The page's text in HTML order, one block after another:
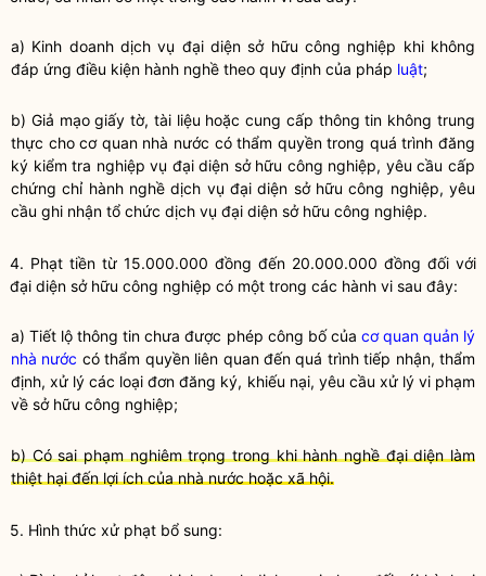
a) Kinh doanh dịch vụ đại diện sở hữu công nghiệp khi không
đáp ứng điều kiện hành nghề theo quy định của pháp luật;
b) Giả mạo giấy tờ, tài liệu hoặc cung cấp thông tin không trung
thực cho cơ quan nhà nước có thẩm quyềntrong quá trình đăng
ký kiểm tra nghiệp vụ đại diện sở hữu công nghiệp, yêu cầu cấp
chứng chỉ hành nghề dịch vụ đại diện sở hữu công nghiệp, yêu
cầu ghi nhận tổ chức dịch vụ đại diện sở hữu công nghiệp.
4. Phạt tiền từ 15.000.000 đồng đến 20.000.000 đồng đối với
đại diện sở hữu công nghiệp có một trong các hành vi sau đây:
a) Tiết lộ thông tin chưa được phép công bố của cơ quan quản lý
nhà nước có thẩm quyềnliên quan đến quá trình tiếp nhận, thẩm
định, xử lý các loại đơn đăng ký, khiếu nại, yêu cầu xử lý vi phạm
về sở hữu công nghiệp;
b) Có sai phạm nghiêm trọng trong khi hành nghề đại diện làm
thiệt hại đến lợi ích của nhà nước hoặc xã hội.
5. Hình thức xử phạt bổ sung: